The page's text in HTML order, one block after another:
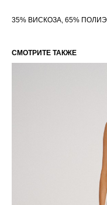
35% ВИСКОЗА, 65%
СМОТРИТЕ ТАКЖЕ